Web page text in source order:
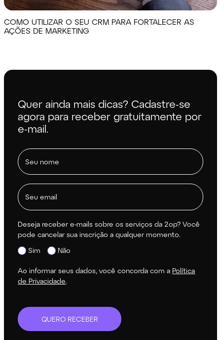
COMO UTILIZAR O SEU CRM PARA FORTALECER AS
AÇÕES DE MARKETING
Quer ainda mais dicas? Cadastre-se
agora para receber gratuitamente por
e-mail.
Deseja receber e-mails sobre os serviços da 2op? Você
pode cancelar sua inscrição a qualquer momento.
Sim
Não
Ao informar seus dados, você concorda com aPolítica
de Privacidade.
QUERO RECEBER